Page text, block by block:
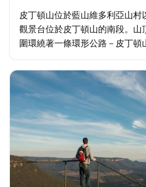
皮丁頓山位於藍山維多利亞山
觀景台位於皮丁頓山的南段。山
圍環繞著一條環形公路－皮丁頓
霍恩斯角（Hornes Point…